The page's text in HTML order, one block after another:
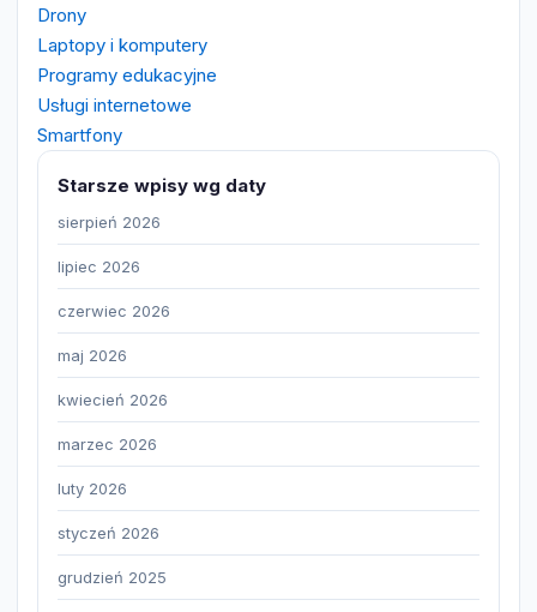
Drony
Laptopy i komputery
Programy edukacyjne
Usługi internetowe
Smartfony
Starsze wpisy wg daty
sierpień 2026
lipiec 2026
czerwiec 2026
maj 2026
kwiecień 2026
marzec 2026
luty 2026
styczeń 2026
grudzień 2025